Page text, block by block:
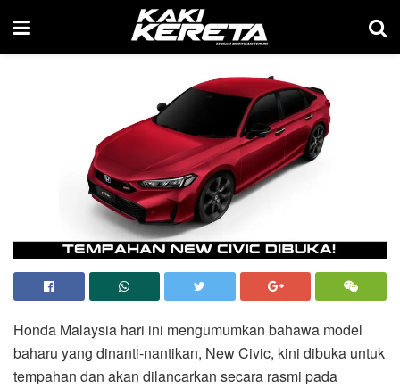
Honda Malaysia hari ini mengumumkan bahawa model
baharu yang dinanti-nantikan, New Civic, kini dibuka untuk
tempahan dan akan dilancarkan secara rasmi pada